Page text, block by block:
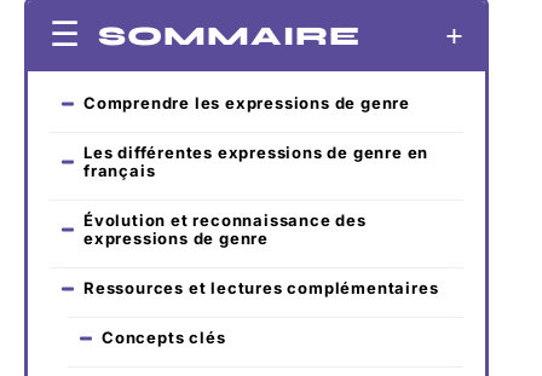
SOMMAIRE
Comprendre les expressions de genre
Les différentes expressions de genre en
français
Évolution et reconnaissance des
expressions de genre
Ressources et lectures complémentaires
Concepts clés